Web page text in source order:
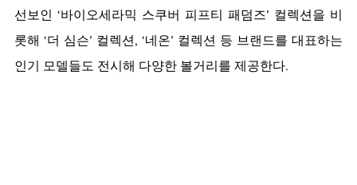
선보인 ‘바이오세라믹 스쿠버 피프티 패덤즈’ 컬렉션을 비
롯해 ‘더 심슨’ 컬렉션, ‘네온’ 컬렉션 등 브랜드를 대표하는
인기 모델들도 전시해 다양한 볼거리를 제공한다.